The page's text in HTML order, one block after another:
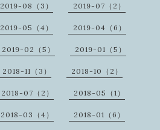
2019-08（3） 2019-07（2）
2019-05（4） 2019-04（6）
2019-02（5） 2019-01（5）
2018-11（3） 2018-10（2）
2018-07（2） 2018-05（1）
2018-03（4） 2018-01（6）